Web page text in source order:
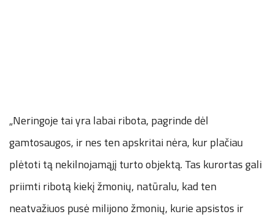
„Neringoje tai yra labai ribota, pagrinde dėl
gamtosaugos, ir nes ten apskritai nėra, kur plačiau
plėtoti tą nekilnojamąjį turto objektą. Tas kurortas gali
priimti ribotą kiekį žmonių, natūralu, kad ten
neatvažiuos pusė milijono žmonių, kurie apsistos ir